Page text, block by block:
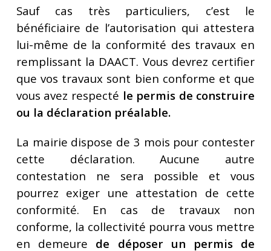
Sauf cas très particuliers, c’est le
bénéficiaire de l’autorisation qui attestera
lui-même de la conformité des travaux en
remplissant la DAACT. Vous devrez certifier
que vos travaux sont bien conforme et que
vous avez respecté le permis de construire
ou la déclaration préalable.
La mairie dispose de 3 mois pour contester
cette déclaration. Aucune autre
contestation ne sera possible et vous
pourrez exiger une attestation de cette
conformité. En cas de travaux non
conforme, la collectivité pourra vous mettre
en demeure de déposer un permis de